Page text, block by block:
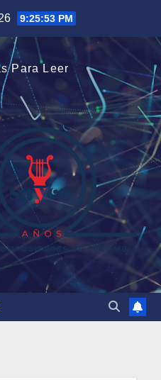
9:25:55 PM
Para Leer